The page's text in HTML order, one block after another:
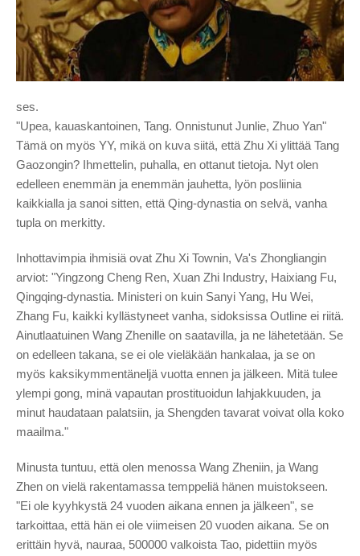
ses.
"Upea, kauaskantoinen, Tang. Onnistunut Junlie, Zhuo Yan"
Tämä on myös YY, mikä on kuva siitä, että Zhu Xi ylittää Tang
Gaozongin? Ihmettelin, puhalla, en ottanut tietoja. Nyt olen
edelleen enemmän ja enemmän jauhetta, lyön posliinia
kaikkialla ja sanoi sitten, että Qing-dynastia on selvä, vanha
tupla on merkitty.
Inhottavimpia ihmisiä ovat Zhu Xi Townin, Va's Zhongliangin
arviot: "Yingzong Cheng Ren, Xuan Zhi Industry, Haixiang Fu,
Qingqing-dynastia. Ministeri on kuin Sanyi Yang, Hu Wei,
Zhang Fu, kaikki kyllästyneet vanha, sidoksissa Outline ei riitä.
Ainutlaatuinen Wang Zhenille on saatavilla, ja ne lähetetään. Se
on edelleen takana, se ei ole vieläkään hankalaa, ja se on
myös kaksikymmentäneljä vuotta ennen ja jälkeen. Mitä tulee
ylempi gong, minä vapautan prostituoidun lahjakkuuden, ja
minut haudataan palatsiin, ja Shengden tavarat voivat olla koko
maailma."
Minusta tuntuu, että olen menossa Wang Zheniin, ja Wang
Zhen on vielä rakentamassa temppeliä hänen muistokseen.
"Ei ole kyyhkystä 24 vuoden aikana ennen ja jälkeen", se
tarkoittaa, että hän ei ole viimeisen 20 vuoden aikana. Se on
erittäin hyvä, nauraa, 500000 valkoista Tao, pidettiin myös